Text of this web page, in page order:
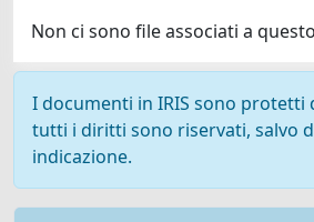
Non ci sono file associati a
I documenti in IRIS sono protetti
tutti i diritti sono riservati, salvo
indicazione.